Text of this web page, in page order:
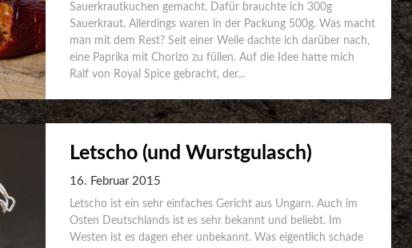
Sauerkrautkuchen gemacht. Dafür brauchte ich 300g
Sauerkraut. Allerdings waren in der Packung 500g. Was macht
man mit dem Rest? Seit einer Weile dachte ich darüber nach,
eine Paprika mit Chorizo zu füllen. Auf die Idee hatte mich
Ralf von Royal Spice gebracht, der...
Letscho (und Wurstgulasch)
16. Februar 2015
Letscho ist ein sehr einfaches Gericht aus Ungarn. Auch im
Osten Deutschlands ist es sehr bekannt und beliebt. Im
Westen ist es dagen eher unbekannt. Was eigentlich schade